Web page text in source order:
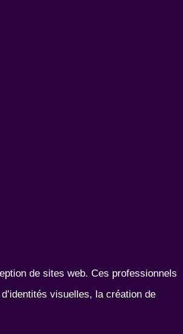
de sites web. Ces professionnels
visuelles, la création de